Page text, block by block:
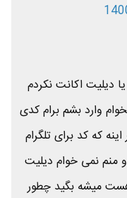
دیلیت اکانت نکردم
وارد بشم برام کدی
که کد برای تلگرام
منم نمی خوام دیلیت
هست میشه بگید چطور